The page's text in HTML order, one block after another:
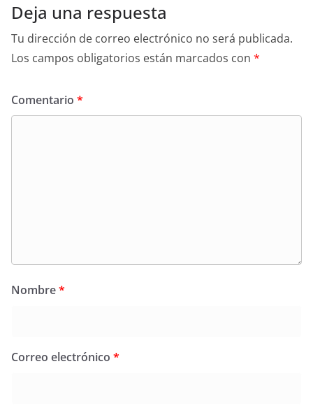
Deja una respuesta
Tu dirección de correo electrónico no será publicada.
Los campos obligatorios están marcados con *
Comentario *
Nombre*
Correo electrónico *